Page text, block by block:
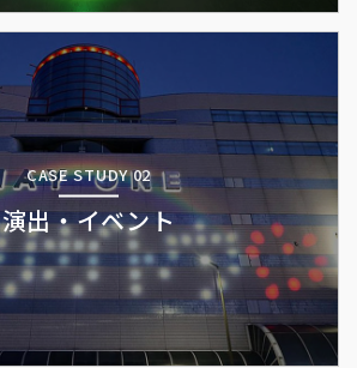
CASE STUDY 02
演出・イベント